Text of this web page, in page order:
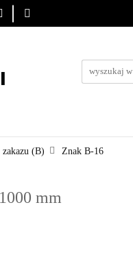
(B) Znak B-16
mm